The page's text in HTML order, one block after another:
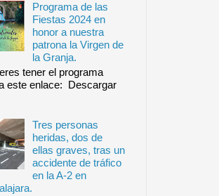
Programa de las
Fiestas 2024 en
honor a nuestra
patrona la Virgen de
la Granja.
tener el programa
este enlace: Descargar
Tres personas
heridas, dos de
ellas graves, tras un
accidente de tráfico
en la A-2 en